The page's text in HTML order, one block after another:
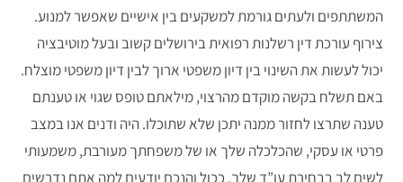
המשתתפים ולעתים גורמת למשקעים בין אישיים שאפשר למנוע.
צירוף עורכת דין רשלנות רפואית בירושלים קשוב ובעל מוטיבציה
יכול לעשות את השינוי בין דיון משפטי ארוך לבין דיון משפטי מוצלח.
באם תשלח בקשה מוקדם מהרצוי, מילאתם טופס שגוי או טענתם
טענה שתרצו לחזור ממנה יתכן שלא שתוכלו. היה ודנים אנו במצב
פרטי או עסקי, שהכלכלה שלך או של משפחתך מעורבת, משמעותי
לשים לב בבחירת עו”ד שלך. ככול והנכם יודעים למה אתם נדרשים